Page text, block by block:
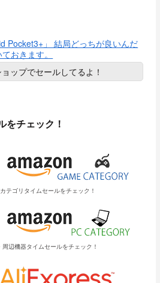
Pocket3+」 結局どっちが良いんだ
おきます。
ップでセールしてるよ！
をチェック！
テゴリタイムセールをチェック！
周辺機器タイムセールをチェック！